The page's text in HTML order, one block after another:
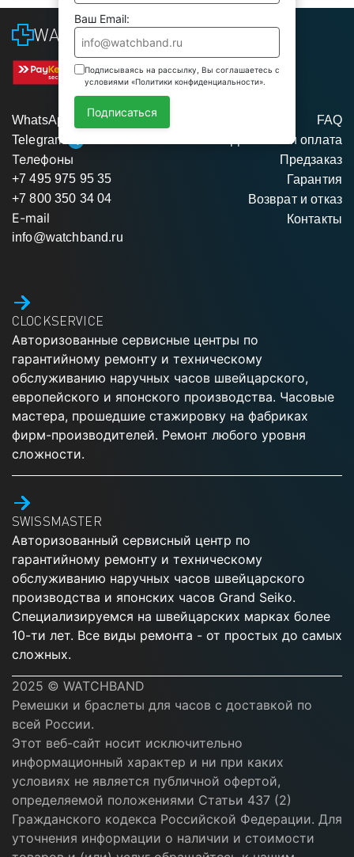
Ваш Email:
Подписываясь на рассылку, Вы соглашаетесь с
условиями «Политики конфиденциальности».
Подписаться
WATCHBAND
WhatsApp
Telegram
Телефоны
+7 495 975 95 35
+7 800 350 34 04
E-mail
info@watchband.ru
FAQ
Доставка и оплата
Предзаказ
Гарантия
Возврат и отказ
Контакты
CLOCKSERVICE
Авторизованные сервисные центры по
гарантийному ремонту и техническому
обслуживанию наручных часов швейцарского,
европейского и японского производства. Часовые
мастера, прошедшие стажировку на фабриках
фирм-производителей. Ремонт любого уровня
сложности.
SWISSMASTER
Авторизованный сервисный центр по
гарантийному ремонту и техническому
обслуживанию наручных часов швейцарского
производства и японских часов Grand Seiko.
Специализируемся на швейцарских марках более
10-ти лет. Все виды ремонта - от простых до самых
сложных.
2025 © WATCHBAND
Ремешки и браслеты для часов с доставкой по
всей России.
Этот веб-сайт носит исключительно
информационный характер и ни при каких
условиях не является публичной офертой,
определяемой положениями Статьи 437 (2)
Гражданского кодекса Российской Федерации. Для
уточнения информации о наличии и стоимости